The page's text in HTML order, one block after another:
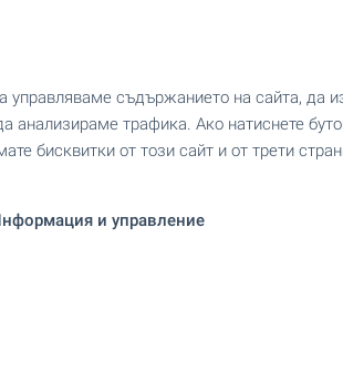
управляваме съдържанието на сайта, да
анализираме трафика. Ако натиснете
бисквитки от този сайт и от трети
и управление